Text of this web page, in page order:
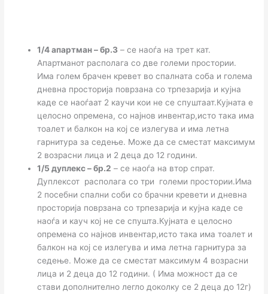
1/4 апартман – бр.3 – се наоѓа на трет кат.
Апартманот располага со две големи простории.
Има голем брачен кревет во спалната соба и голема
дневна просторија поврзана со трпезарија и кујна
каде се наоѓаат 2 каучи кои не се спуштаат.Кујната е
целосно опремена, со најнов инвентар,исто така има
тоалет и балкон на кој се излегува и има летна
гарнитура за седење. Може да се сместат максимум
2 возрасни лица и 2 деца до 12 години.
1/5 дуплекс – бр.2 – се наоѓа на втор спрат.
Дуплексот располага со три големи простории.Има
2 посебни спални соби со брачни кревети и дневна
просторија поврзана со трпезарија и кујна каде се
наоѓа и кауч кој не се спушта.Кујната е целосно
опремена со најнов инвентар,исто така има тоалет и
балкон на кој се излегува и има летна гарнитура за
седење. Може да се сместат максимум 4 возрасни
лица и 2 деца до 12 години. ( Има можност да се
стави дополнително легло доколку се 2 деца до 12г)